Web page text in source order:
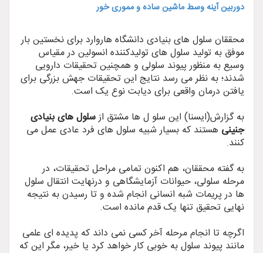
دوربین آینه وسط ماشین ساده و مموری خور
محققان سلول های بنیادی دانشگاه هاروارد برای نخستین بار
موفق به تولید سلول های تولیدکننده انسولین در مقیاس
وسیع به منظور پیوند سلولی و همچنین تحقیقات دارویی
شدند؛ به نظر می رسد نتایج این تحقیقات جهش بزرگی برای
یافتن درمان واقعی برای دیابت نوع یک است.
به گزارش(ایسنا) این سلو ل ها مشتق ازسلول های بنیادی
جنینی هستند که بسیار شبیه سلول های فرد عادی عمل می
کنند.
به گفته محققان، هم اکنون تمامی مراحل تحقیقات، در
مرحله سلولی، حیوانات آزمایشگاهی و درنهایت انتقال سلول
ها در پریمات شبه انسانی انجام شده و تا رسیدن به نتیجه
نهایی تحقیق تنها یک قدم مانده است.
اگرچه تا انجام مرحله آخر کسی نمی داند که پدیده ای علمی
مانند پیوند سلول به خوبی کار خواهد کرد یا خیر، مگر این که